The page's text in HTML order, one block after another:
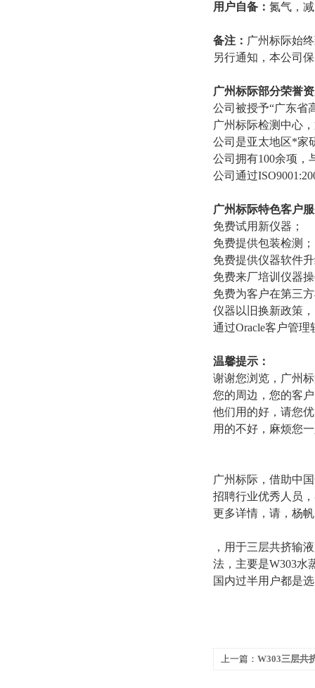
用户自备： 氮气，
备注： 广州标际始
另行通知，本公司
广州标际部分荣誉
公司被授予“广东省
广州标际检测中心
公司是亚太地区*家
公司拥有100余项，
公司通过
广州标际特色客户
免费试用新仪器；
免费提供包装检测；
免费提供仪器软件
免费来厂培训仪器
免费为客户在第三
仪器以旧换新政策
通过Oracle客户管
温馨提示：
谢谢您浏览，广州
您的周边，您的客
他们用的好，请您
用的不好，麻烦您
广州标际，借助中
招聘行业优秀人员
更多详情，请，杨帆
，用于三层共挤输
法，主要是W303水
国内过半用户都是
上一篇： W303三层共